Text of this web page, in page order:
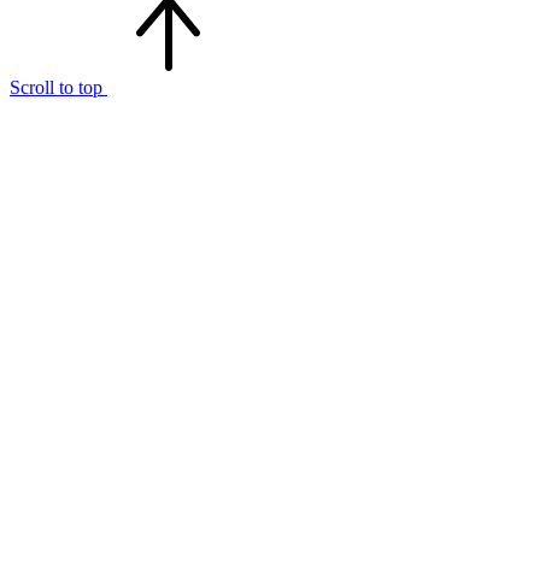
Scroll to top